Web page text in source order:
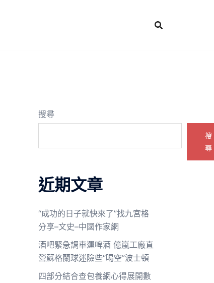
搜尋
搜
尋
近期文章
“成功的日子就快來了”找九宮格
分享–文史–中國作家網
酒吧緊急調車運啤酒 億嵐工廠直
營蘇格蘭球迷險些“喝空”波士頓
四部分結合查包養網心得展開數